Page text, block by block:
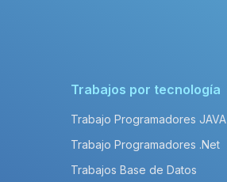
Trabajos por tecnología
Trabajo Programadores JAVA
Trabajo Programadores .Net
Trabajos Base de Datos